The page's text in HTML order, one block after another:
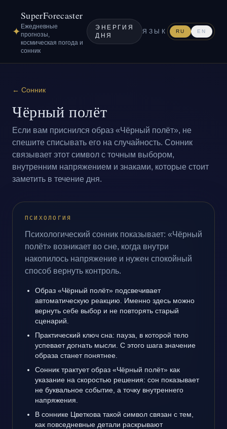
✦
SuperForecaster
Ежедневные
прогнозы,
космическая погода и
сонник
ЭНЕРГИЯ
ДНЯ
ЯЗЫК RU EN
← Сонник
Чёрный полёт
Если вам приснился образ «Чёрный полёт», не
спешите списывать его на случайность. Сонник
связывает этот символ с точным выбором,
внутренним напряжением и знаками, которые стоит
заметить в течение дня.
ПСИХОЛОГИЯ
Психологический сонник показывает: «Чёрный
полёт» возникает во сне, когда внутри
накопилось напряжение и нужен спокойный
способ вернуть контроль.
Образ «Чёрный полёт» подсвечивает
автоматическую реакцию. Именно здесь можно
вернуть себе выбор и не повторять старый
сценарий.
Практический ключ сна: пауза, в которой тело
успевает догнать мысли. С этого шага значение
образа станет понятнее.
Сонник трактует образ «Чёрный полёт» как
указание на скоростью решения: сон показывает
не буквальное событие, а точку внутреннего
напряжения.
В соннике Цветкова такой символ связан с тем,
как повседневные детали раскрывают